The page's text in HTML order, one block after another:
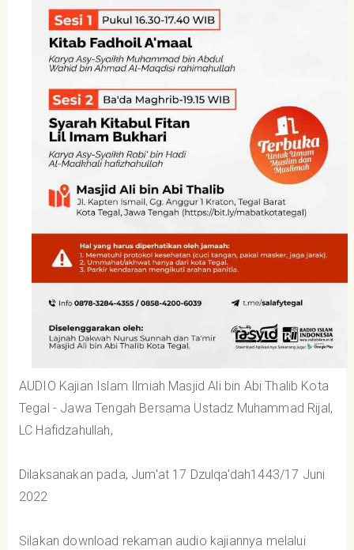
AUDIO Kajian Islam Ilmiah Masjid Ali bin Abi Thalib Kota
Tegal - Jawa Tengah Bersama Ustadz Muhammad Rijal,
LC Hafidzahullah,
Dilaksanakan pada, Jum'at 17 Dzulqa'dah1443/17 Juni
2022
Silakan download rekaman audio kajiannya melalui